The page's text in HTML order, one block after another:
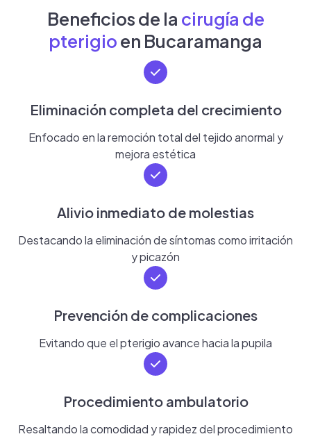
Beneficios de la cirugía de
pterigioen Bucaramanga
Eliminación completa del crecimiento
Enfocado en la remoción total del tejido anormal y
mejora estética
Alivio inmediato de molestias
Destacando la eliminación de síntomas como irritación
y picazón
Prevención de complicaciones
Evitando que el pterigio avance hacia la pupila
Procedimiento ambulatorio
Resaltando la comodidad y rapidez del procedimiento